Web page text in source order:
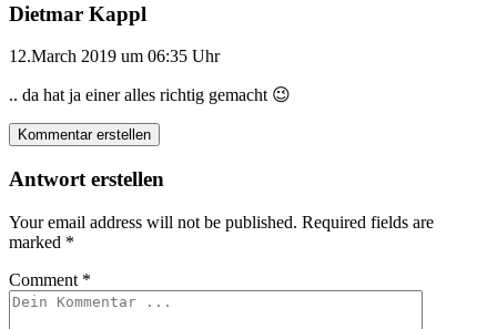
Dietmar Kappl
12.March 2019 um 06:35 Uhr
.. da hat ja einer alles richtig gemacht 😉
Kommentar erstellen
Antwort erstellen
Your email address will not be published. Required fields are
marked *
Comment *